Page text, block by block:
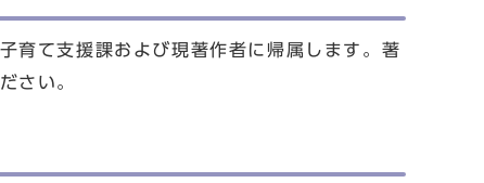
育て支援課および現著作者に帰属します。著
さい。